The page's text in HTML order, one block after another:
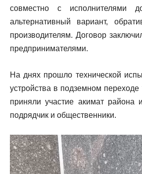
совместно с исполнителями
альтернативный вариант,
производителям. Договор
предпринимателями.
На днях прошло технической
устройства в подземном
приняли участие акимат района
подрядчик и общественники.
В
и
д